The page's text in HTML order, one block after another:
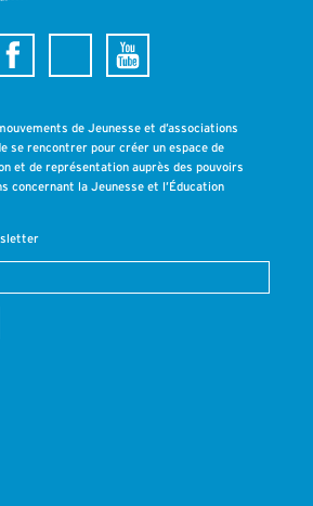
de Jeunesse et d’associations
se rencontrer pour créer un espace de
et de représentation auprès des pouvoirs
concernant la Jeunesse et l’Éducation